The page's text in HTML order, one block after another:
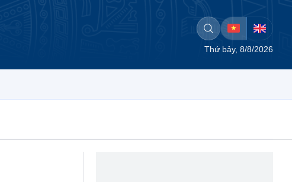
Thứ bảy, 8/8/2026